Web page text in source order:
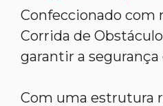
Confeccionado com
Corrida de
garantir a
Com uma estrutura